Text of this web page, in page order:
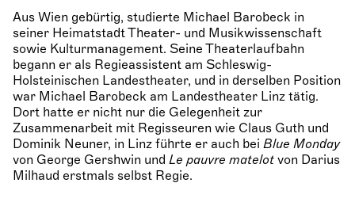
Aus Wien gebürtig, studierte Michael Barobeck in
seiner Heimatstadt Theater- und Musikwissenschaft
sowie Kulturmanagement. Seine Theaterlaufbahn
begann er als Regieassistent am Schleswig-
Holsteinischen Landestheater, und in derselben Position
war Michael Barobeck am Landestheater Linz tätig.
Dort hatte er nicht nur die Gelegenheit zur
Zusammenarbeit mit Regisseuren wie Claus Guth und
Dominik Neuner, in Linz führte er auch bei Blue Monday
von George Gershwin und Le pauvre matelot von Darius
Milhaud erstmals selbst Regie.